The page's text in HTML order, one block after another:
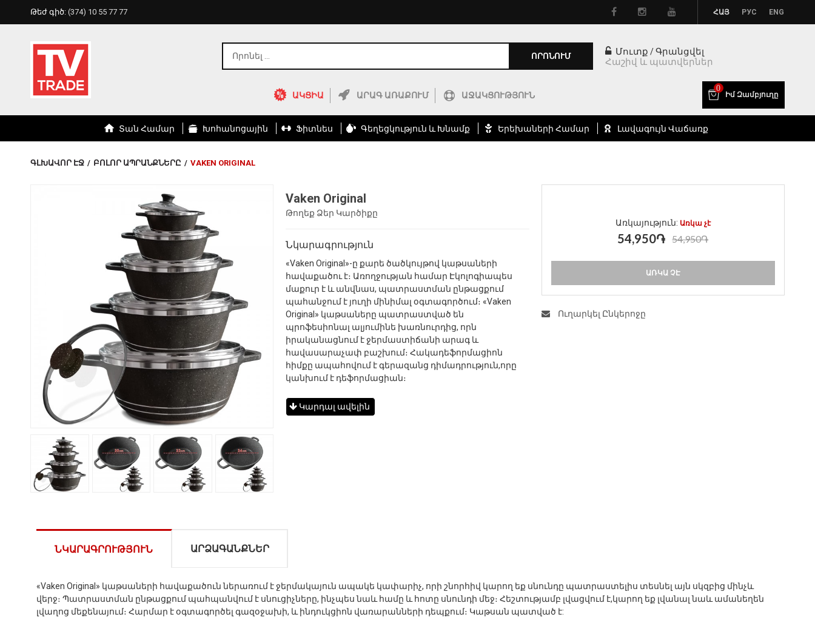
Թեժ գիծ: (374) 10 55 77 77 ՀԱՅ РУС ENG
ՈՐՈՆՈՒՄ
ԱԿՑԻԱ ԱՐԱԳ ԱՌԱՔՈՒՄ ԱՋԱԿՑՈՒԹՅՈՒՆ
Մուտք /Գրանցվել
Հաշիվ և պատվերներ
0
Իմ Զամբյուղը
Տան Համար Խոհանոցային Ֆիտնես Գեղեցկություն ԵՒ Խնամք Երեխաների Համար Լավագույն Վաճառք
ԳԼԽԱՎՈՐ ԷՋ / ԲՈԼՈՐ ԱՊՐԱՆՔՆԵՐԸ / VAKEN ORIGINAL
Vaken Original
Թողեք Ձեր Կարծիքը
Նկարագրություն
«Vaken Original»-ը քարե ծածկույթով կաթսաների
հավաքածու է։ Առողջության համար Էկոլոգիապես
մաքուր է և անվնաս, պատրաստման ընթացքում
պահանջում է յուղի մինիմալ օգտագործում։ «Vaken
Original» կաթսաները պատրաստված են
պրոֆեսիոնալ ալյումինե խառնուրդից, որն
իրականացնում է ջերմաստիճանի արագ և
հավասարաչափ բաշխում։ Հակադեֆորմացիոն
հիմքը ապահովում է գերազանց դիմադրություն,որը
կանխում է դեֆորմացիան։
Կարդալ ավելին
Առկայություն: Առկա չէ
54,950֏ 54,950֏
ԱՌԿԱ ՉԷ
Ուղարկել Ընկերոջը
ՆԿԱՐԱԳՐՈՒԹՅՈՒՆ
«Vaken Original» կաթսաների հավաքածուն ներառում է ջերմակայուն ապակե կափարիչ, որի շնորհիվ կարող եք սնունդը պատրաստելիս տեսնել այն սկզբից մինչև
վերջ։ Պատրաստման ընթացքում պահպանվում է սնուցիչները, ինչպես նաև համը և հոտը սնունդի մեջ։ Հեշտությամբ լվացվում է,կարող եք լվանալ նաև ամանեղեն
լվաղոց մեքենայում։ Հարմար է օգտագործել գազօջախի, և ինդուկցիոն վառարանների դեպքում։ Կաթսան պատված է:
ԱՐՁԱԳԱՆՔՆԵՐ